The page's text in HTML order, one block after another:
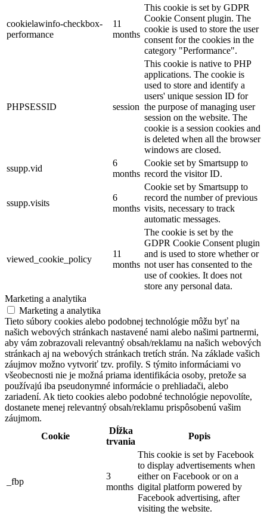
cookielawinfo-checkbox-
performance
11
months
This cookie is set by GDPR
Cookie Consent plugin. The
cookie is used to store the user
consent for the cookies in the
category "Performance".
PHPSESSID session
This cookie is native to PHP
applications. The cookie is
used to store and identify a
users' unique session ID for
the purpose of managing user
session on the website. The
cookie is a session cookies and
is deleted when all the browser
windows are closed.
ssupp.vid
6
months
Cookie set by Smartsupp to
record the visitor ID.
ssupp.visits
6
months
Cookie set by Smartsupp to
record the number of previous
visits, necessary to track
automatic messages.
viewed_cookie_policy
11
months
The cookie is set by the
GDPR Cookie Consent plugin
and is used to store whether or
not user has consented to the
use of cookies. It does not
store any personal data.
Marketing a analytika
Marketing a analytika
Tieto súbory cookies alebo podobnej technológie môžu byť na
našich webových stránkach nastavené nami alebo našimi partnermi,
aby vám zobrazovali relevantný obsah/reklamu na našich webových
stránkach aj na webových stránkach tretích strán. Na základe vašich
záujmov možno vytvoriť tzv. profily. S týmito informáciami vo
všeobecnosti nie je možná priama identifikácia osoby, pretože sa
používajú iba pseudonymné informácie o prehliadači, alebo
zariadení. Ak tieto cookies alebo podobné technológie nepovolíte,
dostanete menej relevantný obsah/reklamu prispôsobenú vašim
záujmom.
Cookie
Dĺžka
trvania
Popis
_fbp
3
months
This cookie is set by Facebook
to display advertisements when
either on Facebook or on a
digital platform powered by
Facebook advertising, after
visiting the website.